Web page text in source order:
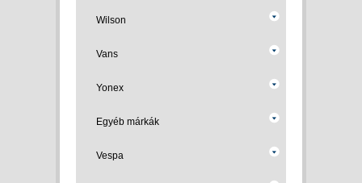
Wilson
Vans
Yonex
Egyéb márkák
Vespa